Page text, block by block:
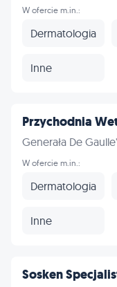
W ofercie m.in.:
Dermatologia
Inne
Przychodnia
Generała De
W ofercie m.in.:
Dermatologia
Inne
Sosken